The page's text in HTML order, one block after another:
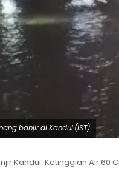
banjir di Kandui.(IST)
Kandui: Ketinggian Air 60